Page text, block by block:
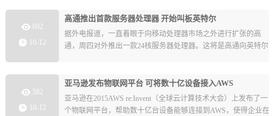
692
10-12
高通推出首款服务器处理器 开始叫板英特尔
据外电报道，一直着眼于向移动处理器市场之外进行扩张的高
通，周四对外推出一款24核服务器处理器。这将是高通向英特尔
582
10-12
亚马逊发布物联网平台 可将数十亿设备接入AWS
亚马逊在2015AWS re:Invent（全球云计算技术大会）上发布了一
个物联网平台，帮助数十亿台设备能够连接到AWS，使得企业在